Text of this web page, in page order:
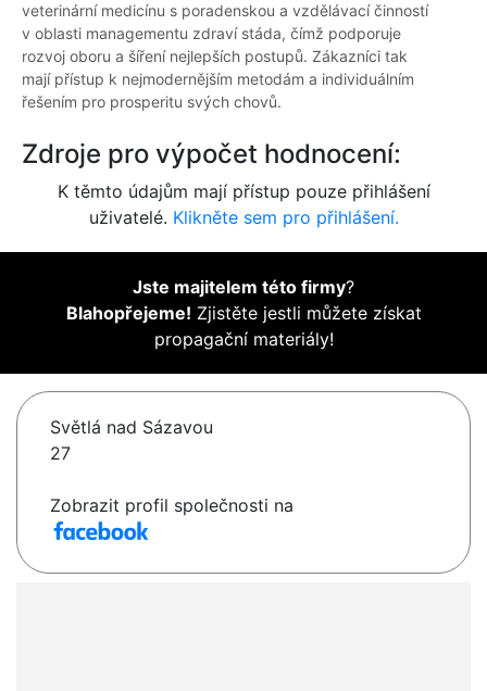
veterinární medicínu s poradenskou a vzdělávací činností
v oblasti managementu zdraví stáda, čímž podporuje
rozvoj oboru a šíření nejlepších postupů. Zákazníci tak
mají přístup k nejmodernějším metodám a individuálním
řešením pro prosperitu svých chovů.
Zdroje pro výpočet hodnocení:
K těmto údajům mají přístup pouze přihlášení
uživatelé. Klikněte sem pro přihlášení.
Jste majitelem této firmy?
Blahopřejeme! Zjistěte jestli můžete získat
propagační materiály!
Světlá nad Sázavou
27
Zobrazit profil společnosti na